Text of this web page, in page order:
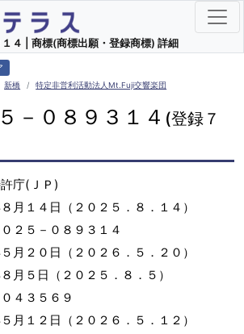
４ | 商標(商標出願・登録商標) 詳細
新橋 特定非営利活動法人Mt.Fuji交響楽団
－０８９３１４ (登録７
庁(ＪＰ)
月１４日（２０２５．８．１４）
２５－０８９３１４
月２０日（２０２６．５．２０）
月５日（２０２５．８．５）
４３５６９
月１２日（２０２６．５．１２）